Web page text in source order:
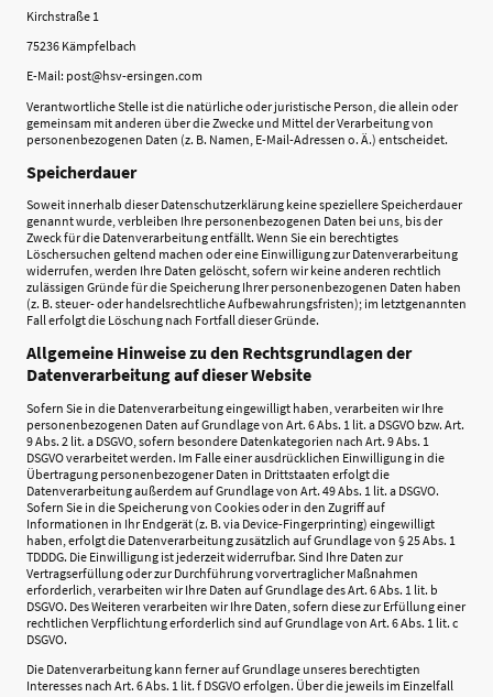
Kirchstraße 1
75236 Kämpfelbach
E-Mail: post@hsv-ersingen.com
Verantwortliche Stelle ist die natürliche oder juristische Person, die allein oder
gemeinsam mit anderen über die Zwecke und Mittel der Verarbeitung von
personenbezogenen Daten (z. B. Namen, E-Mail-Adressen o. Ä.) entscheidet.
Speicherdauer
Soweit innerhalb dieser Datenschutzerklärung keine speziellere Speicherdauer
genannt wurde, verbleiben Ihre personenbezogenen Daten bei uns, bis der
Zweck für die Datenverarbeitung entfällt. Wenn Sie ein berechtigtes
Löschersuchen geltend machen oder eine Einwilligung zur Datenverarbeitung
widerrufen, werden Ihre Daten gelöscht, sofern wir keine anderen rechtlich
zulässigen Gründe für die Speicherung Ihrer personenbezogenen Daten haben
(z. B. steuer- oder handelsrechtliche Aufbewahrungsfristen); im letztgenannten
Fall erfolgt die Löschung nach Fortfall dieser Gründe.
Allgemeine Hinweise zu den Rechtsgrundlagen der
Datenverarbeitung auf dieser Website
Sofern Sie in die Datenverarbeitung eingewilligt haben, verarbeiten wir Ihre
personenbezogenen Daten auf Grundlage von Art. 6 Abs. 1 lit. a DSGVO bzw. Art.
9 Abs. 2 lit. a DSGVO, sofern besondere Datenkategorien nach Art. 9 Abs. 1
DSGVO verarbeitet werden. Im Falle einer ausdrücklichen Einwilligung in die
Übertragung personenbezogener Daten in Drittstaaten erfolgt die
Datenverarbeitung außerdem auf Grundlage von Art. 49 Abs. 1 lit. a DSGVO.
Sofern Sie in die Speicherung von Cookies oder in den Zugriff auf
Informationen in Ihr Endgerät (z. B. via Device-Fingerprinting) eingewilligt
haben, erfolgt die Datenverarbeitung zusätzlich auf Grundlage von § 25 Abs. 1
TDDDG. Die Einwilligung ist jederzeit widerrufbar. Sind Ihre Daten zur
Vertragserfüllung oder zur Durchführung vorvertraglicher Maßnahmen
erforderlich, verarbeiten wir Ihre Daten auf Grundlage des Art. 6 Abs. 1 lit. b
DSGVO. Des Weiteren verarbeiten wir Ihre Daten, sofern diese zur Erfüllung einer
rechtlichen Verpflichtung erforderlich sind auf Grundlage von Art. 6 Abs. 1 lit. c
DSGVO.
Die Datenverarbeitung kann ferner auf Grundlage unseres berechtigten
Interesses nach Art. 6 Abs. 1 lit. f DSGVO erfolgen. Über die jeweils im Einzelfall